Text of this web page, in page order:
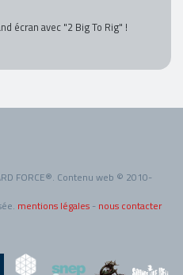
écran avec "2 Big To Rig" !
FORCE®. Contenu web © 2010-
mentions légales - nous contacter